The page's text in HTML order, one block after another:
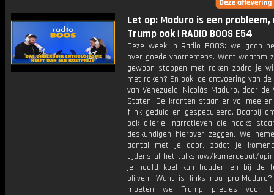
Let op: Maduro is een probleem,
Trump ook | RADIO BOOS E54
Deze week in Radio BOOS: we gaan
over goede voornemens. Want waarom
gewoon stoppen met roken zodra je
met roken? En ook: de ontvoering van
van Venezuela, Nicolás Maduro, door de
Staten. De kranten staan er vol mee
flink geduid en gespeculeerd. Daarbij
ook allerlei narratieven die haaks
deskundigen hierover zeggen. We
aantal met je door, zodat je
tijdens al het talkshow/kamerdebat/
je hoofd koel kan houden en bij de
blijven. Want is links nou pro-
moeten we Trump precies voor